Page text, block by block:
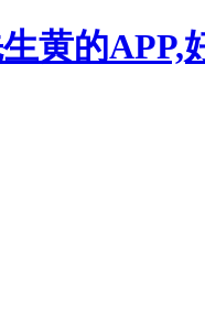
黄的APP,